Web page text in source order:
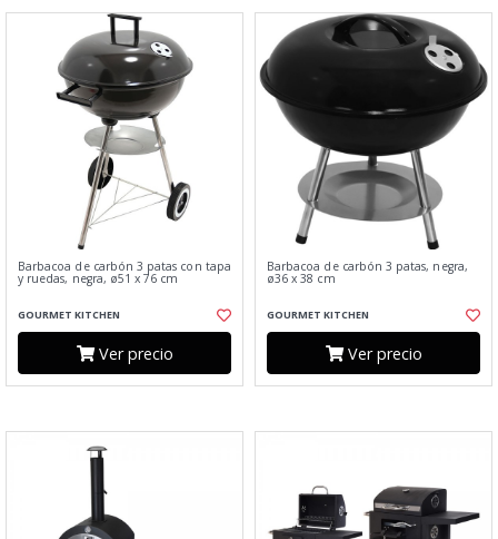
Barbacoa de carbón 3 patas con tapa
y ruedas, negra, ø51 x 76 cm
GOURMET KITCHEN
Ver precio
Barbacoa de carbón 3 patas, negra,
ø36 x 38 cm
GOURMET KITCHEN
Ver precio